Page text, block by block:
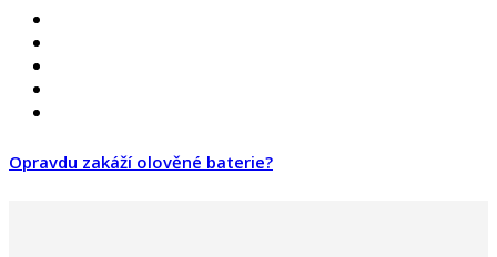
Opravdu zakáží olověné baterie?